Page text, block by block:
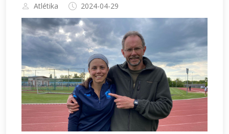
Atlétika 2024-04-29